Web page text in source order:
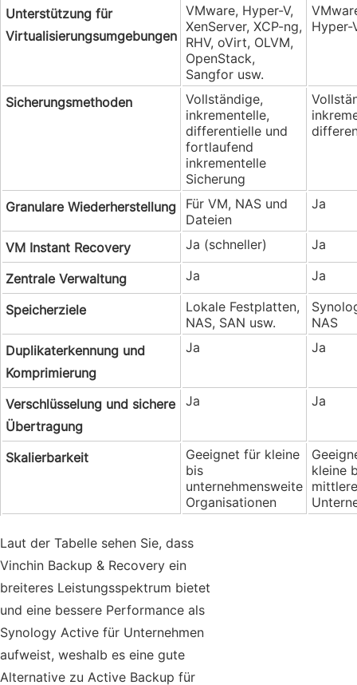
Unterstützung für
Virtualisierungsumgebungen
VMware, Hyper-V,
XenServer, XCP-ng,
RHV, oVirt, OLVM,
OpenStack,
Sangfor usw.
Hyper-
Sicherungsmethoden
Vollständige,
inkrementelle,
differentielle und
fortlaufend
inkrementelle
Sicherung
Granulare Wiederherstellung
Für VM, NAS und
Dateien
Ja
VM Instant Recovery Ja (schneller) Ja
Zentrale Verwaltung Ja Ja
Speicherziele
Lokale Festplatten,
NAS, SAN usw.
NAS
Duplikaterkennung und
Komprimierung
Ja Ja
Verschlüsselung und sichere
Übertragung
Ja Ja
Skalierbarkeit
Geeignet für kleine
bis
unternehmensweite
Organisationen
kleine
mittlere
Laut der Tabelle sehen Sie, dass
Vinchin Backup & Recovery ein
breiteres Leistungsspektrum bietet
und eine bessere Performance als
Synology Active für Unternehmen
aufweist, weshalb es eine gute
Alternative zu Active Backup für